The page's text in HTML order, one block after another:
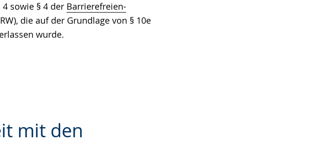
sowie § 4 der Barrierefreien-
die auf der Grundlage von § 10e
wurde.
mit den